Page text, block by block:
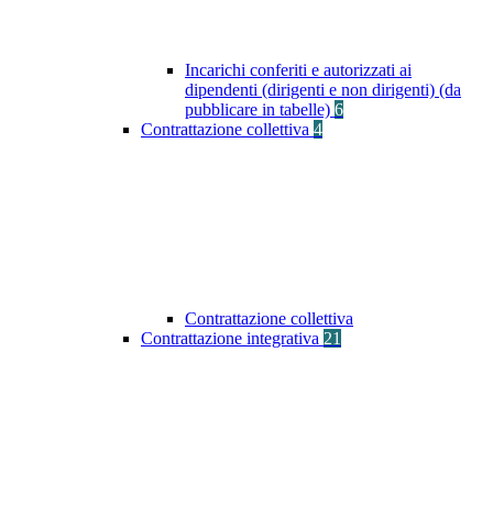
Incarichi conferiti e autorizzati ai
dipendenti (dirigenti e non dirigenti) (da
pubblicare in tabelle) 6
Contrattazione collettiva 4
Contrattazione collettiva
Contrattazione integrativa 21